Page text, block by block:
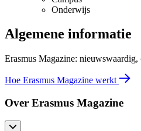
Onderwijs
Algemene informatie
Erasmus Magazine:
Hoe Erasmus Magazine werkt
Over Erasmus Magazine